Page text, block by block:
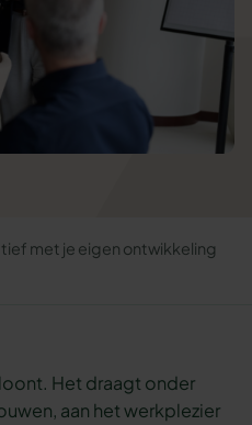
met je eigen ontwikkeling
Het draagt onder
aan het werkplezier